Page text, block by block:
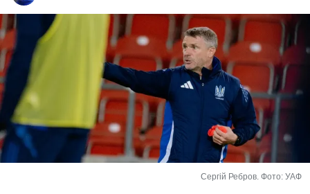
Різне
Букмекери
Казино
Сергій Ребров. Фото: УАФ